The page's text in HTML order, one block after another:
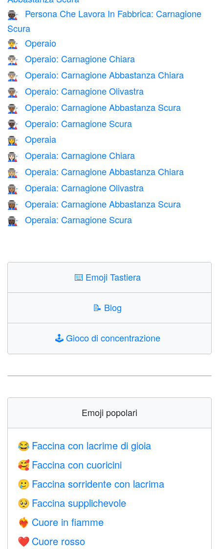
🧑🏿‍🏭
Persona Che Lavora In Fabbrica: Carnagione
Scura
👨‍🏭 Operaio
👨🏻‍🏭 Operaio: Carnagione Chiara
👨🏼‍🏭 Operaio: Carnagione Abbastanza Chiara
👨🏽‍🏭 Operaio: Carnagione Olivastra
👨🏾‍🏭 Operaio: Carnagione Abbastanza Scura
👨🏿‍🏭 Operaio: Carnagione Scura
👩‍🏭 Operaia
👩🏻‍🏭 Operaia: Carnagione Chiara
👩🏼‍🏭 Operaia: Carnagione Abbastanza Chiara
👩🏽‍🏭 Operaia: Carnagione Olivastra
👩🏾‍🏭 Operaia: Carnagione Abbastanza Scura
👩🏿‍🏭 Operaia: Carnagione Scura
⌨️ Emoji Tastiera
📝 Blog
🕹️Gioco di concentrazione
Emoji popolari
😂 Faccina con lacrime di gioia
🥰 Faccina con cuoricini
🥲 Faccina sorridente con lacrima
🥺 Faccina supplichevole
❤️‍🔥 Cuore in fiamme
❤️ Cuore rosso